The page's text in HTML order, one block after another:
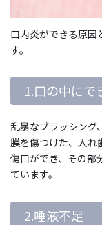
口内炎ができる原因
す。
1.口の中にで
乱暴なブラッシング
膜を傷つけた、入れ
傷口ができ、その部
ています。
2.唾液不足